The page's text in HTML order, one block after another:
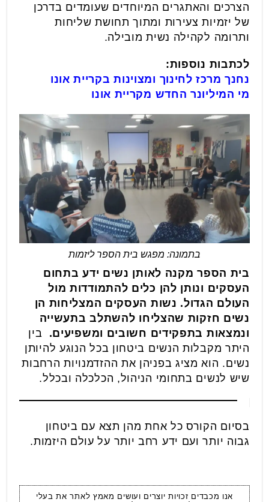
הצרכים והאתגרים המיוחדים שעומדים בדרכן
של יזמיות צעירות ומתוך תחושת שליחות
ותרומה לקהילה נשית מובילה.
לכתבות נוספות:
נחנך מרכז לחינוך ומצוינות בקריית אונו
מי המיליונר החדש מקריית אונו
בתמונה: מפגש בית הספר ליזמות
בית הספר מקנה לאותן נשים ידע בתחום
העסקים ונותן להן כלים להתמודדות מול
העולם הגדול. נשות העסקים המצליחות הן
נשים חזקות שהצליחו להשתלב בתעשייה
ונמצאות בתפקידים חשובים ומשפיעים. בין
היתר מקבלות הנשים ביטחון בכל הנוגע להיותן
נשים. הוא מציג בפניהן את ההזדמנויות הרחבות
שיש לנשים בתחומי הניהול, הכלכלה ובכלל.
בסיום הקורס כל אחת מהן תצא עם ביטחון
גבוה יותר ועם ידע רחב יותר על עולם היזמות.
אנו מכבדים זכויות יוצרים ועושים מאמץ לאתר את בעלי